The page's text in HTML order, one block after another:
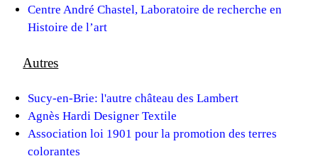
Centre André Chastel, Laboratoire de recherche en
Histoire de l’art
Autres
Sucy-en-Brie: l'autre château des Lambert
Agnès Hardi Designer Textile
Association loi 1901 pour la promotion des terres
colorantes